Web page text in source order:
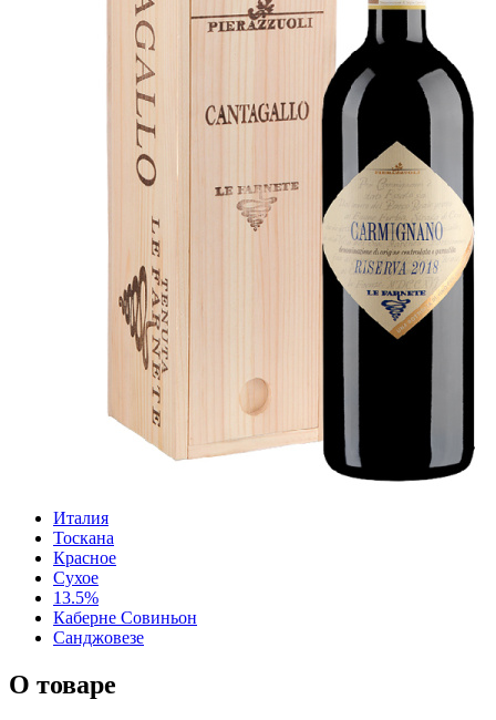
Италия
Тоскана
Красное
Сухое
13.5%
Каберне Совиньон
Санджовезе
О товаре